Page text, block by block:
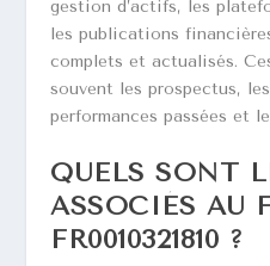
gestion d’actifs, les
les publications
complets et actualisés.
souvent les prospectus,
performances passées et
QUELS SONT
ASSOCIÉS AU
FR0010321810 ?